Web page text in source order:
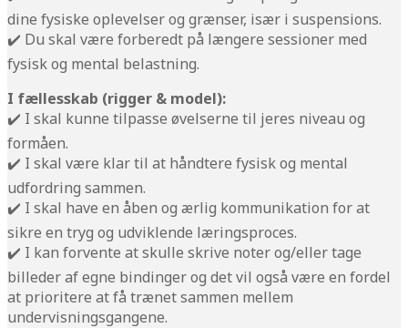
dine fysiske oplevelser og grænser, især i suspensions.
✔️ Du skal være forberedt på længere sessioner med
fysisk og mental belastning.
I fællesskab (rigger & model):
✔️ I skal kunne tilpasse øvelserne til jeres niveau og
formåen.
✔️ I skal være klar til at håndtere fysisk og mental
udfordring sammen.
✔️ I skal have en åben og ærlig kommunikation for at
sikre en tryg og udviklende læringsproces.
✔️ I kan forvente at skulle skrive noter og/eller tage
billeder af egne bindinger og det vil også være en fordel
at prioritere at få trænet sammen mellem
undervisningsgangene.